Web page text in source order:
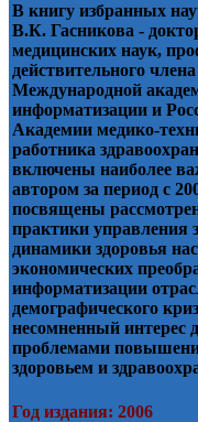
В книгу избранных
В.К. Гасникова -
медицинских наук,
действительного члена
Международной
информатизации и
Академии медико-
работника
включены наиболее
автором за период с
посвящены
практики управления
динамики здоровья
экономических
информатизации
демографического
несомненный интерес
проблемами
здоровьем и
Год издания: 2006